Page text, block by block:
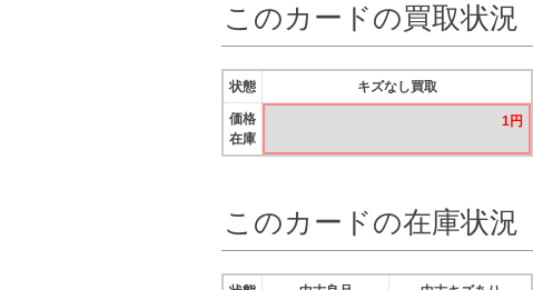
このカードの買取状況
状態
価格
在庫
キズなし買取
1円
このカードの在庫状況